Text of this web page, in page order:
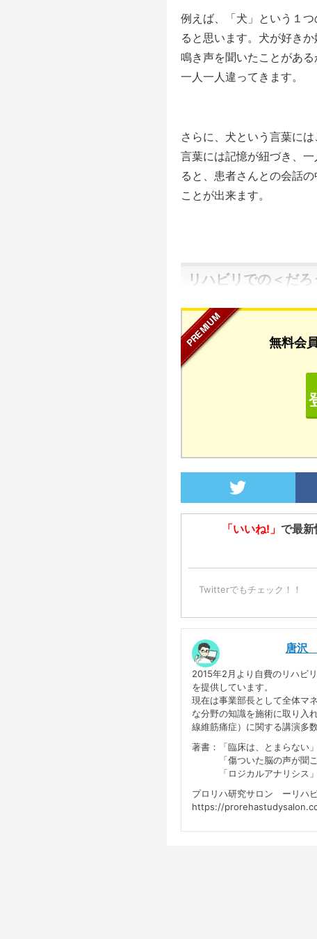
例えば、「犬」という１
ると思います。犬が好き
鳴き声を聞いたことがあ
一人一人違ってきます。
さらに、犬という言葉に
言葉には記憶が紐づき、
ると、患者さんとの会話
ことが出来ます。
リハビリでの＜だ
無料会
「いいね!」 で最新
Twitterでもチェック！！
唐沢
2015年2月より自費のリハビ
を提供しています。
現在は事業部長として全体マ
な分野の知識を施術に取り入
線維筋痛症）に関する講演多数
著書：「臨床は、とまらな
「傷ついた脳の声が聞こ
「ロジカルアナリシス」
プロリハ研究サロン ーリハ
https://